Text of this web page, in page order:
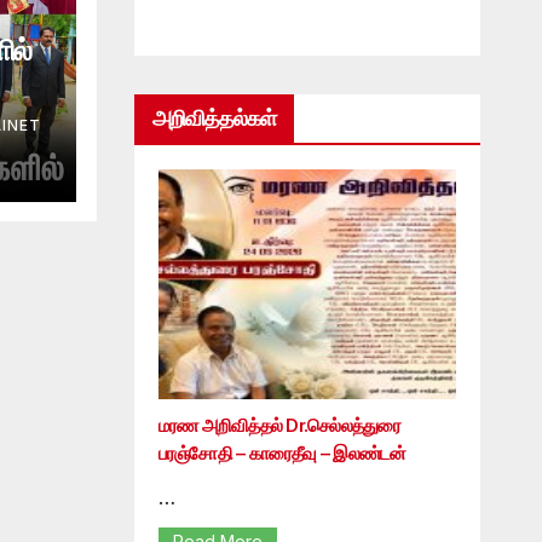
அறிவித்தல்கள்
மரண அறிவித்தல் Dr.செல்லத்துரை
பரஞ்சோதி – காரைதீவு – இலண்டன்
…